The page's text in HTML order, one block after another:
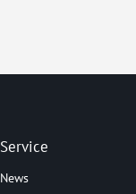
Service
News